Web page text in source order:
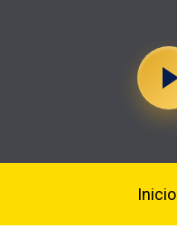
Inicio